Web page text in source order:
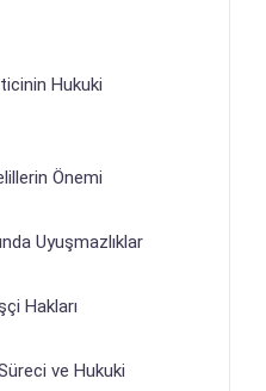
Hukuki
Önemi
Uyuşmazlıklar
Hakları
ve Hukuki